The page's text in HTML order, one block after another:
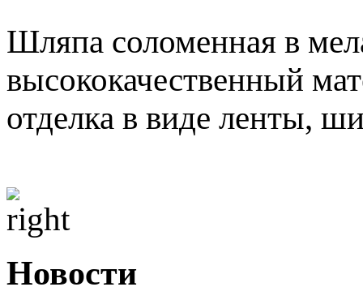
Шляпа соломенная в
высококачественный
отделка в виде ленты,
Новости